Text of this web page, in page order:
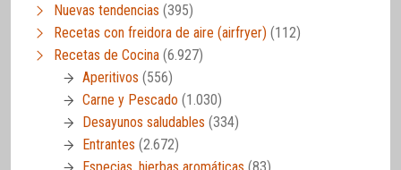
Nuevas tendencias (395)
Recetas con freidora de aire (airfryer) (112)
Recetas de Cocina (6.927)
Aperitivos (556)
Carne y Pescado (1.030)
Desayunos saludables (334)
Entrantes (2.672)